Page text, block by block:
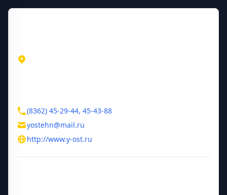
(8362) 45-29-44, 45-43-88
yostehn@mail.ru
http://www.y-ost.ru